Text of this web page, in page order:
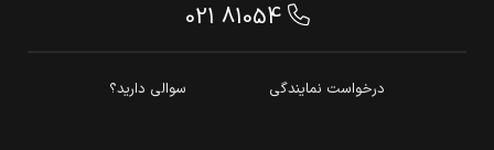
021 81054
درخواست نمایندگی سوالی دارید؟